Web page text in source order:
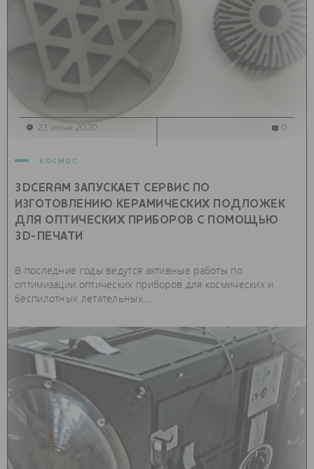
космос
3DCERAM ЗАПУСКАЕТ СЕРВИС ПО
ИЗГОТОВЛЕНИЮ КЕРАМИЧЕСКИХ ПОДЛОЖЕК
ДЛЯ ОПТИЧЕСКИХ ПРИБОРОВ С ПОМОЩЬЮ
3D-ПЕЧАТИ
В последние годы ведутся активные работы по
оптимизации оптических приборов для космических и
беспилотных летательных...
23 июня 2020 0